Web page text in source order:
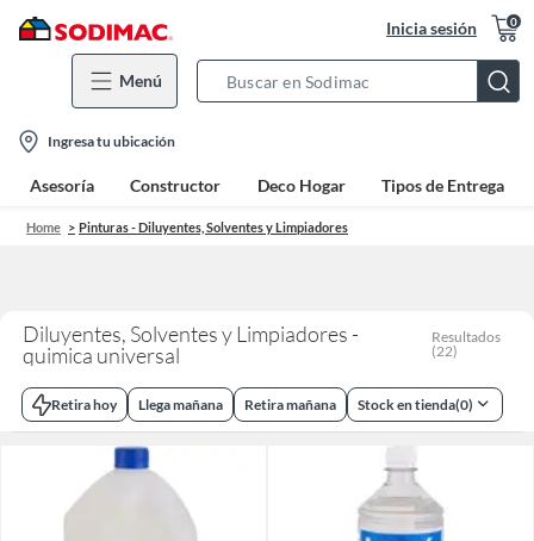
Inicia sesión 0
Menú
Bar
location-
icon
Ingresa tu ubicación
Asesoría Constructor Deco Hogar Tipos de Entrega
Home Pinturas - Diluyentes, Solventes y Limpiadores
Diluyentes, Solventes y Limpiadores -
quimica universal
Resultados
(22)
Retira hoy Llega mañana Retira mañana Stock en tienda(0)